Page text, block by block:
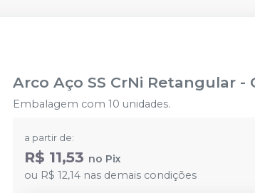
Arco Aço SS CrNi Retangular -
Embalagem com 10 unidades.
a partir de:
R$ 11,53 no Pix
ou R$ 12,14 nas demais condições